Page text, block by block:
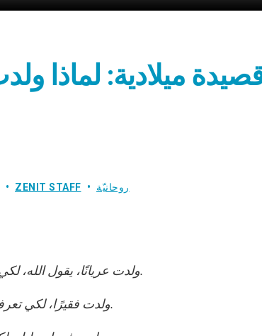
ميلادية: لماذا
ZENIT STAFF روحانيّة
ولدت عريانًا، يقول الله، لكي تعرف أن تتعرى من ذاتك.
ولدت فقيرًا، لكي تعرف أن تعتبرني الغنى الوحيد.